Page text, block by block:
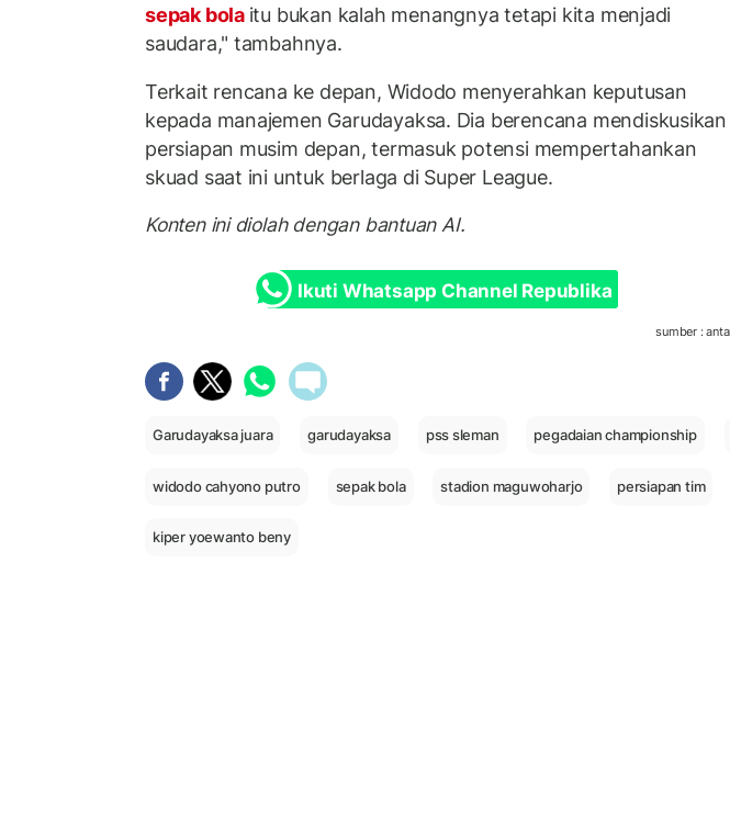
sepak bola itu bukan kalah menangnya tetapi kita menjadi
saudara," tambahnya.
Terkait rencana ke depan, Widodo menyerahkan keputusan
kepada manajemen Garudayaksa. Dia berencana mendiskusikan
persiapan musim depan, termasuk potensi mempertahankan
skuad saat ini untuk berlaga di Super League.
Konten ini diolah dengan bantuan AI.
Ikuti Whatsapp Channel Republika
sumber :
Garudayaksa juara garudayaksa pss sleman pegadaian championship
widodo cahyono putro sepak bola stadion maguwoharjo persiapan tim
kiper yoewanto beny